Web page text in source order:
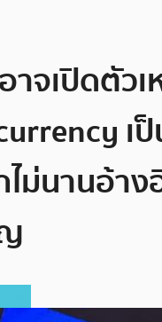
าจเปิดตัว
เ
ไม่นานอ้า